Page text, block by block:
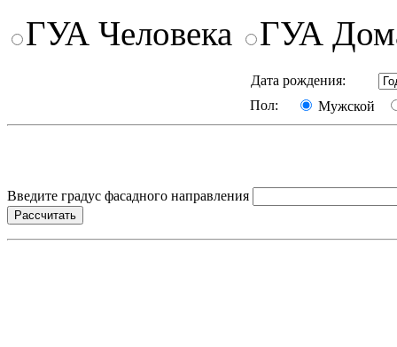
ГУА Человека
ГУА
Дата рождения:
Пол:
Мужской
Введите градус фасадного направления
Рассчитать